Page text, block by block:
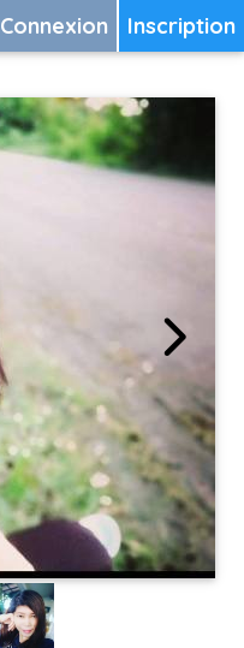
Inscription
Connexion